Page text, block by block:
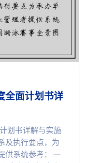
全面计划书详
划书详解与实施
及执行要点，为
供系统参考： 一